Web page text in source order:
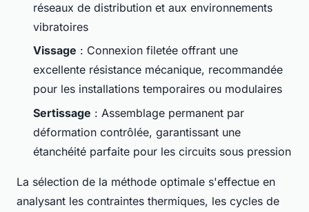
réseaux de distribution et aux environnements
vibratoires
Vissage : Connexion filetée offrant une
excellente résistance mécanique, recommandée
pour les installations temporaires ou modulaires
Sertissage : Assemblage permanent par
déformation contrôlée, garantissant une
étanchéité parfaite pour les circuits sous pression
La sélection de la méthode optimale s'effectue en
analysant les contraintes thermiques, les cycles de